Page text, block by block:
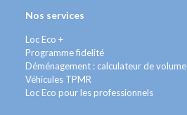
Nos services
Loc Eco +
Programme fidelité
Déménagement : calculateur de volume
Véhicules TPMR
Loc Eco pour les professionnels